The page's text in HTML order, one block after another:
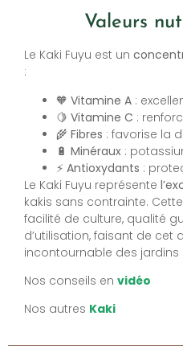
Valeurs
Le Kaki Fuyu est un
:
🧡 Vitamine A :
🍋 Vitamine C :
🌾 Fibres : favorise la
🔋 Minéraux :
⚡ Antioxydants :
Le Kaki Fuyu représente
kakis sans contrainte.
facilité de culture, qualité
d’utilisation, faisant de cet
incontournable des
Nos conseils en vidéo
Nos autres Kaki